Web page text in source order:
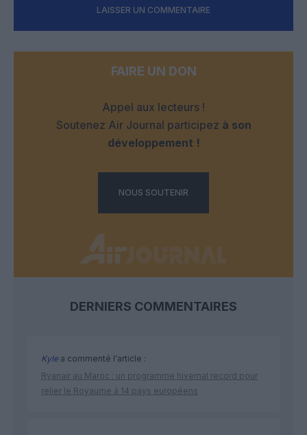
LAISSER UN COMMENTAIRE
FAIRE UN DON
Appel aux lecteurs !
Soutenez Air Journal participez à son
développement !
NOUS SOUTENIR
DERNIERS COMMENTAIRES
Kylea commenté l'article :
Ryanair au Maroc : un programme hivernal record pour
relier le Royaume à 14 pays européens